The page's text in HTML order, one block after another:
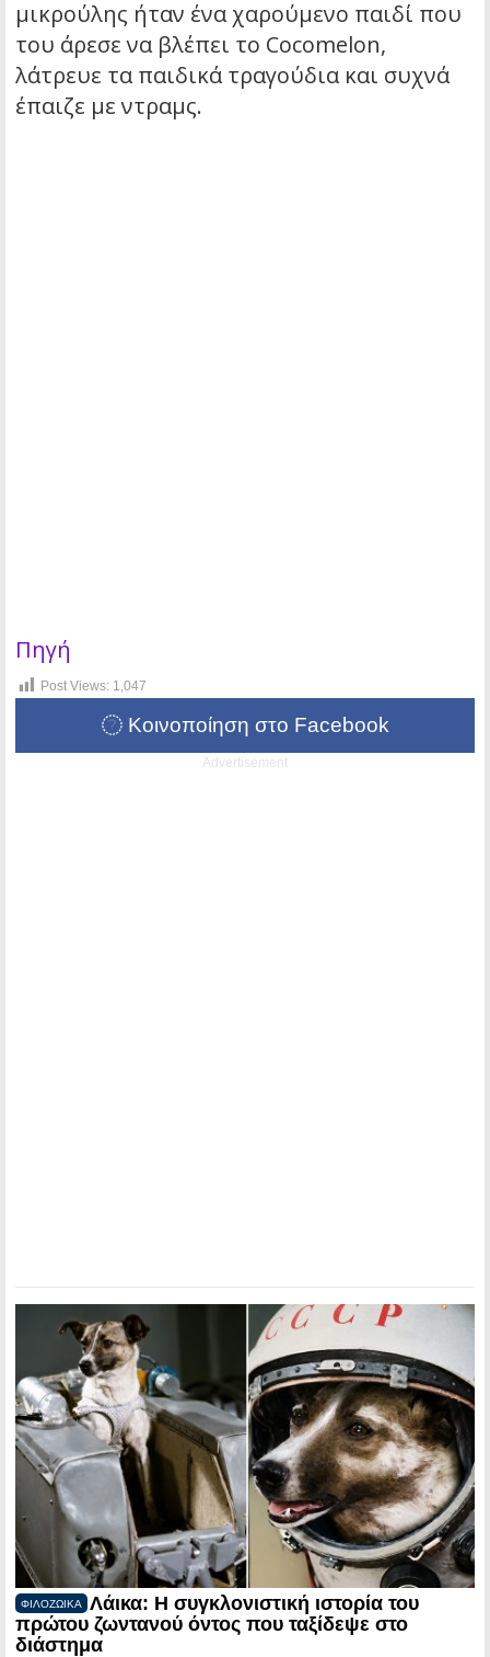
μικρούλης ήταν ένα χαρούμενο παιδί που
του άρεσε να βλέπει το Cocomelon,
λάτρευε τα παιδικά τραγούδια και συχνά
έπαιζε με ντραμς.
Πηγή
Post Views: 1,047
Κοινοποίηση στο Facebook
Advertisement
ΦΙΛΟΖΩΙΚΑ
Λάικα: Η συγκλονιστική ιστορία του
πρώτου ζωντανού όντος που ταξίδεψε στο
διάστημα